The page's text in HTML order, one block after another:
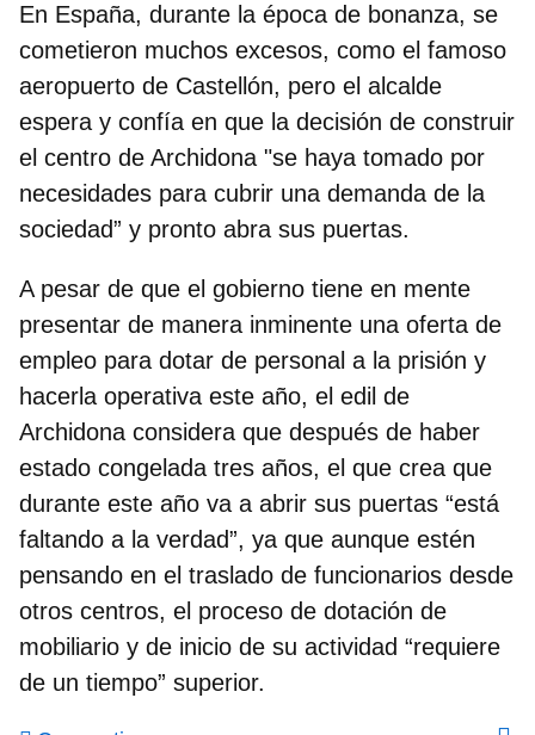
En España, durante la época de bonanza, se
cometieron muchos excesos, como el famoso
aeropuerto de Castellón, pero el alcalde
espera y confía en que la decisión de construir
el centro de Archidona "se haya tomado por
necesidades para cubrir una demanda de la
sociedad” y pronto abra sus puertas.
A pesar de que el gobierno tiene en mente
presentar de manera inminente una oferta de
empleo para dotar de personal a la prisión y
hacerla operativa este año, el edil de
Archidona considera que después de haber
estado congelada tres años, el que crea que
durante este año va a abrir sus puertas “está
faltando a la verdad”, ya que aunque estén
pensando en el traslado de funcionarios desde
otros centros, el proceso de dotación de
mobiliario y de inicio de su actividad “requiere
de un tiempo” superior.